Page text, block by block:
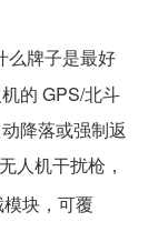
么牌子是最好
的 GPS/北斗
降落或强制返
人机干扰枪，
块，可覆